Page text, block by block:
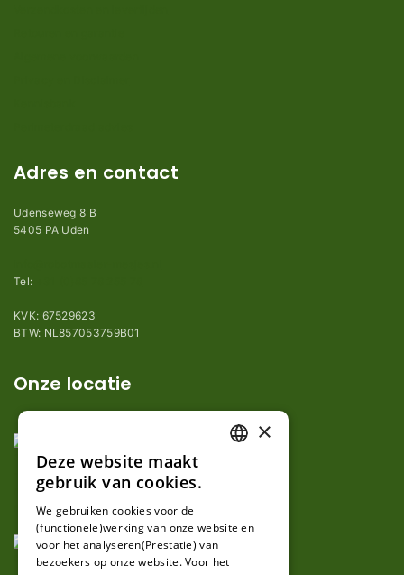
Adres en contact
Udenseweg 8 B
5405 PA Uden
Tel:
KVK: 67529623
BTW: NL857053759B01
Onze locatie
GERMAN
×
Deze website maakt
gebruik van cookies.
We gebruiken cookies voor de
(functionele)werking van onze website en
voor het analyseren(Prestatie) van
bezoekers op onze website. Voor het